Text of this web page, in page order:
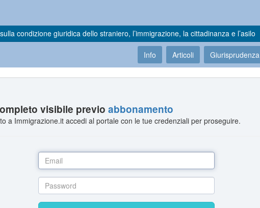
condizione giuridica dello straniero, l’immigrazione, la cittadinanza e l’asilo
Info Articoli Giurisprudenza
visibile previoabbonamento
a Immigrazione.it accedi al portale con le tue credenziali per proseguire.